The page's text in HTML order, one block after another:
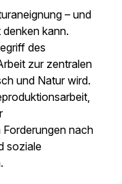
– und
kann.
des
zur zentralen
und Natur wird.
nach
soziale